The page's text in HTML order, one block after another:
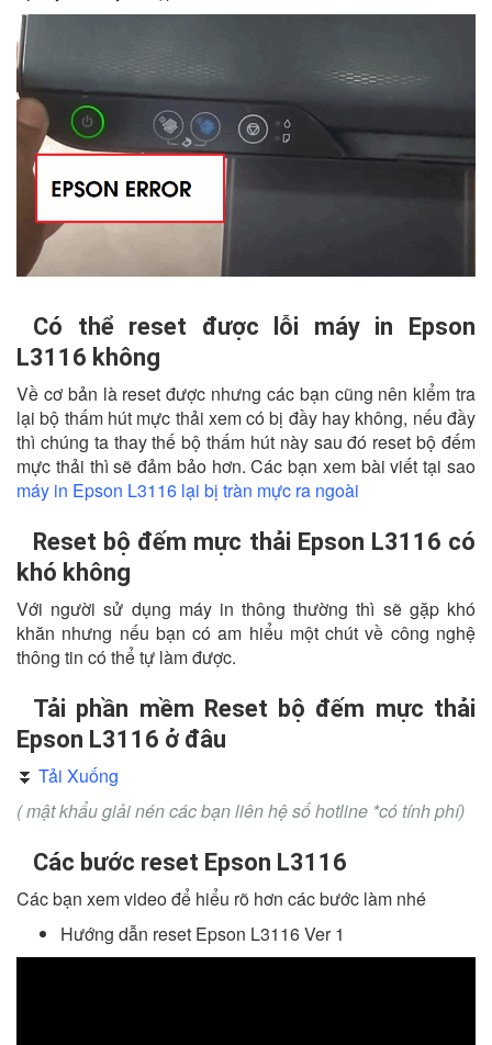
Có thể reset được lỗi máy in Epson
L3116 không
Về cơ bản là reset được nhưng các bạn cũng nên kiểm tra
lại bộ thấm hút mực thải xem có bị đầy hay không, nếu đầy
thì chúng ta thay thế bộ thấm hút này sau đó reset bộ đếm
mực thải thì sẽ đảm bảo hơn. Các bạn xem bài viết tại sao
máy in Epson L3116 lại bị tràn mực ra ngoài
Reset bộ đếm mực thải Epson L3116 có
khó không
Với người sử dụng máy in thông thường thì sẽ gặp khó
khăn nhưng nếu bạn có am hiểu một chút về công nghệ
thông tin có thể tự làm được.
Tải phần mềm Reset bộ đếm mực thải
Epson L3116 ở đâu
⏬ Tải Xuống
( mật khẩu giải nén các bạn liên hệ số hotline *có tính phí)
Các bước reset Epson L3116
Các bạn xem video để hiểu rõ hơn các bước làm nhé
Hướng dẫn reset Epson L3116 Ver 1